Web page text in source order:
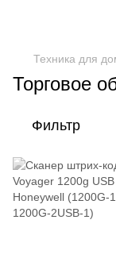
Техника для
Торговое
Фильтр